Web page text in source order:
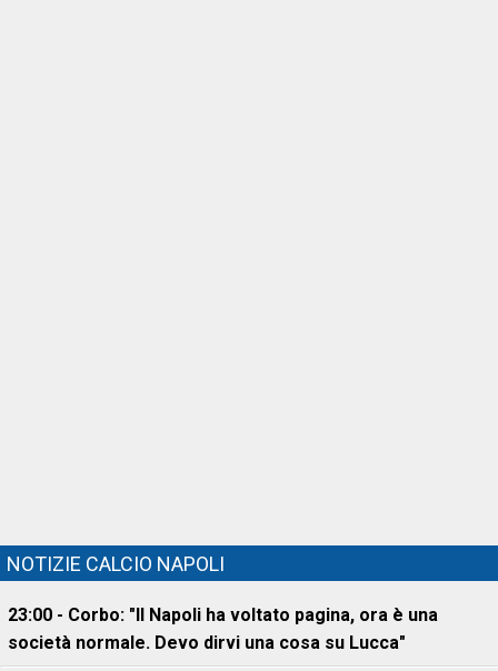
NOTIZIE CALCIO NAPOLI
23:00 - Corbo: "Il Napoli ha voltato pagina, ora è una
società normale. Devo dirvi una cosa su Lucca"